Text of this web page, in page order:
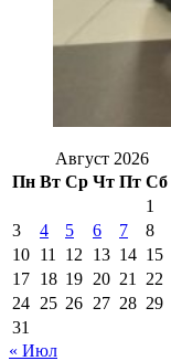
Август 2026
Пн Вт Ср Чт Пт Сб
1
3
4 5 6 7 8
10 11 12 13 14 15
17 18 19 20 21 22
24 25 26 27 28 29
31
« Июл